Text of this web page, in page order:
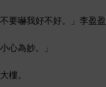
嚇 好 好。」李盈盈
為妙。」
。